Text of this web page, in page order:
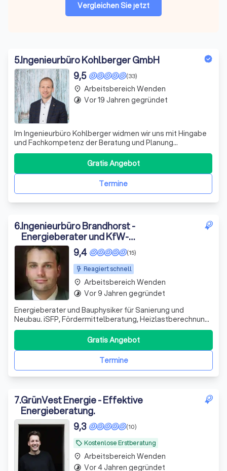
Vergleichen Sie jetzt
5.Ingenieurbüro Kohlberger GmbH
(33)
9,5
Im Ingenieurbüro Kohlberger widmen wir uns mit Hingabe
und Fachkompetenz der Beratung und Planung
individueller Eigenheime. Seit unserer Gründung im Jahr
2006 durch Dipl.-Ing. Arne Kohlberger, nach seinem dualen
Studium im Bereich Bauwirtschaft, haben wir uns
kontinuierlich weiterentwickelt und spez
Termine
Gratis Angebot
place Arbeitsbereich Wenden
timelapse Vor 19 Jahren gegründet
6.Ingenieurbüro Brandhorst -
Energieberater und KfW-
Sachverständiger
Reagiert schnell
(15)
9,4
Energieberater und Bauphysiker für Sanierung und
Neubau. iSFP, Fördermittelberatung, Heizlastberechnung,
hydraulischer Abgleich, Lüftungskonzepte und
Wärmebrückennachweise.
Termine
Gratis Angebot
place Arbeitsbereich Wenden
timelapse Vor 9 Jahren gegründet
7.GrünVest Energie - Effektive
Energieberatung.
local_offer Kostenlose Erstberatung
(10)
9,3
place Arbeitsbereich Wenden
timelapse Vor 4 Jahren gegründet